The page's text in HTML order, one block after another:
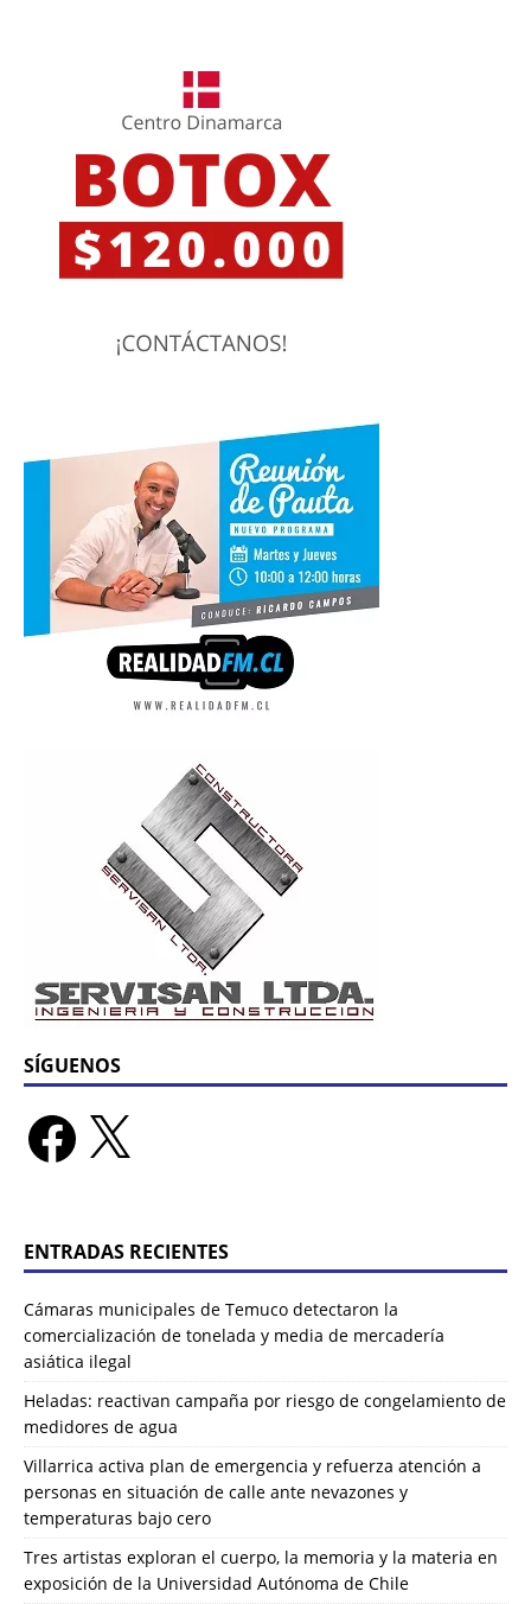
SÍGUENOS
ENTRADAS RECIENTES
Cámaras municipales de Temuco detectaron la
comercialización de tonelada y media de mercadería
asiática ilegal
Heladas: reactivan campaña por riesgo de congelamiento de
medidores de agua
Villarrica activa plan de emergencia y refuerza atención a
personas en situación de calle ante nevazones y
temperaturas bajo cero
Tres artistas exploran el cuerpo, la memoria y la materia en
exposición de la Universidad Autónoma de Chile